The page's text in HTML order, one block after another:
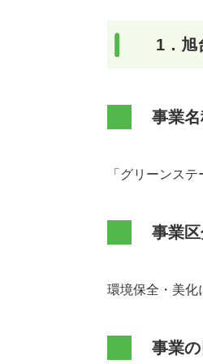
1．旭
事業
「グリーンス
事業
環境保全・美化
事業